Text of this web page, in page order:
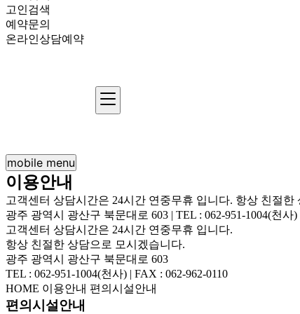
고인검색
예약문의
온라인상담예약
mobile menu
이용안내
고객센터 상담시간은 24시간 연중무휴 입니다. 항상 친절한
광주 광역시 광산구 북문대로 603 | TEL : 062-951-1004(천사)
고객센터 상담시간은 24시간 연중무휴 입니다.
항상 친절한 상담으로 모시겠습니다.
광주 광역시 광산구 북문대로 603
TEL : 062-951-1004(천사) | FAX : 062-962-0110
HOME 이용안내 편의시설안내
편의시설안내